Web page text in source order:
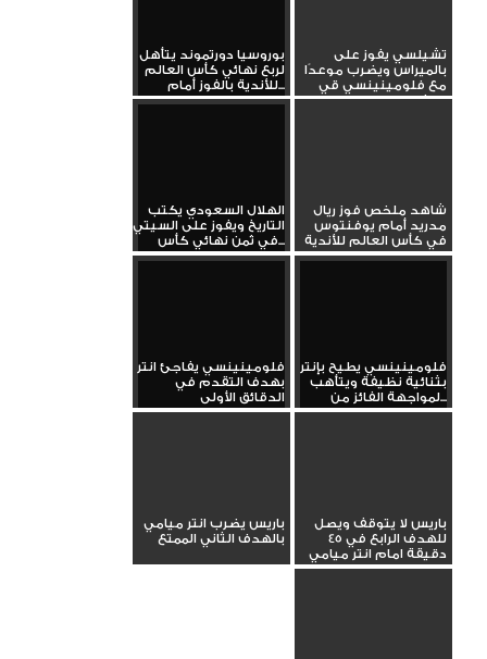
تشيلسي يفوز على
بالميراس ويضرب موعدًا
مع فلومينينسي قي
نصف النهائي
بوروسيا دورتموند يتأهل
لربع نهائي كأس العالم
للأندية بالفوز أمام...
شاهد ملخص فوز ريال
مدريد أمام يوفنتوس
في كأس العالم للأندية
الهلال السعودي يكتب
التاريخ ويفوز على السيتي
في ثمن نهائي كأس...
فلومينينسي يطيح بإنتر
بثنائية نظيفة ويتأهب
لمواجهة الفائز من...
فلومينينسي يفاجئ انتر
بهدف التقدم في
الدقائق الأولى
باريس لا يتوقف ويصل
للهدف الرابع في 45
دقيقة امام انتر ميامي
باريس يضرب انتر ميامي
بالهدف الثاني الممتع